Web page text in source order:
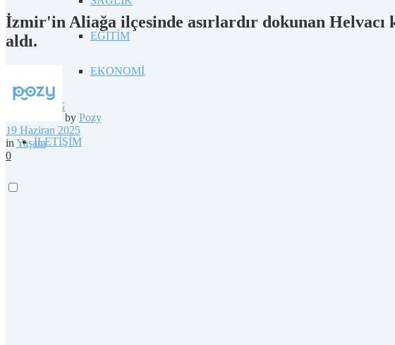
EĞİTİM
EKONOMİ
BLOG
İLETİŞİM
İzmir'in Aliağa ilçesinde asırlardır dokunan
aldı.
by Pozy
19 Haziran 2025
in Yaşam
0